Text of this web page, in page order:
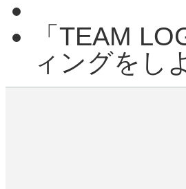
「TEAM
ィングをし